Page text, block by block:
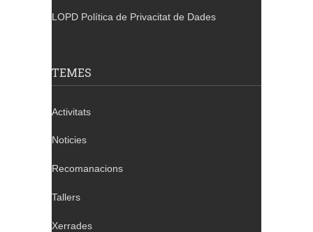
LOPD Política de Privacitat de Dades
TEMES
Activitats
Noticies
Recomanacions
Tallers
Xerrades